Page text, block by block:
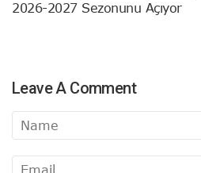
2026-2027 Sezonunu Açıyor
Leave A Comment